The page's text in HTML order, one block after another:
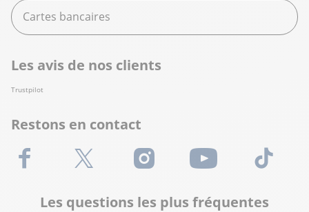
Cartes bancaires
Les avis de nos clients
Trustpilot
Restons en contact
Facebook X (Twitter) Instagram Youtube TikTok
Les questions les plus fréquentes